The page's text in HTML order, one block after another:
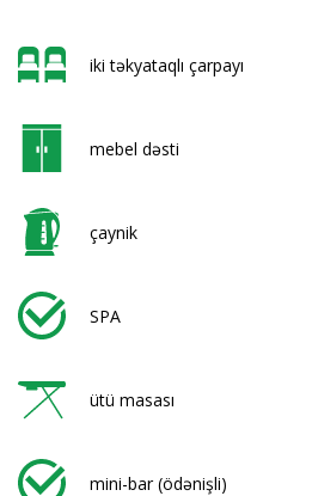
iki təkyataqlı çarpayı
mebel dəsti
çaynik
SPA
ütü masası
mini-bar (ödənişli)